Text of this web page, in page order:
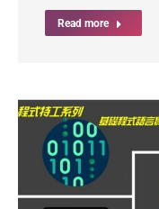
Read more